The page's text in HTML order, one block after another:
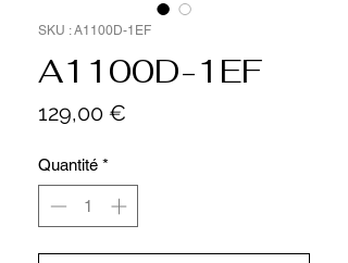
SKU : A1100D-1EF
A1100D-1EF
129,00 €
Quantité *